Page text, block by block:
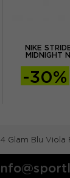
NIKE
MIDNIGHT
-30%
Glam Blu Viola